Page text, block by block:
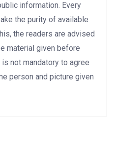
information. Every
the purity of available
the readers are advised
material given before
not mandatory to agree
person and picture given